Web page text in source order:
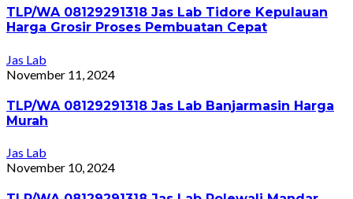
TLP/WA 08129291318 Jas Lab Tidore Kepulauan
Harga Grosir Proses Pembuatan Cepat
Jas Lab
November 11, 2024
TLP/WA 08129291318 Jas Lab Banjarmasin Harga
Murah
Jas Lab
November 10, 2024